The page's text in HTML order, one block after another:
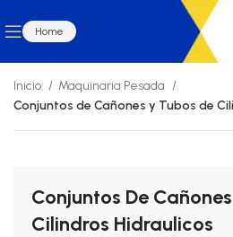
Home
Inicio
Maquinaria Pesada
Conjuntos de Cañones y Tubos de
Conjuntos De
Cilindros Hidraulicos